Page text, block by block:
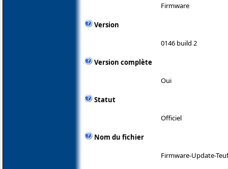
Firmware
Version
0146 build 2
Version complète
Oui
Statut
Officiel
Nom du fichier
Firmware-Update-